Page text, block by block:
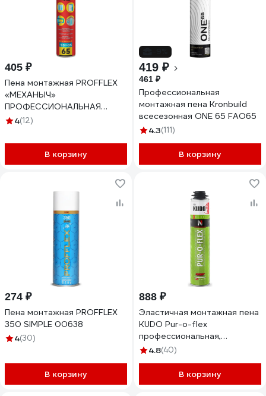
405 ₽
Пена монтажная PROFFLEX
«МЕХАНЫЧ»
ПРОФЕССИОНАЛЬНАЯ
ВСЕСЕЗОННАЯ 65 01710
4(12)
В корзину
419 ₽
461 ₽
Профессиональная
монтажная пена Kronbuild
всесезонная ONE 65 FAO65
4.3(111)
В корзину
274 ₽
Пена монтажная PROFFLEX
350 SIMPLE 00638
4(30)
В корзину
888 ₽
Эластичная монтажная пена
KUDO Pur-o-flex
профессиональная,
всесезонная KUPP10FL35+
4.8(40)
В корзину